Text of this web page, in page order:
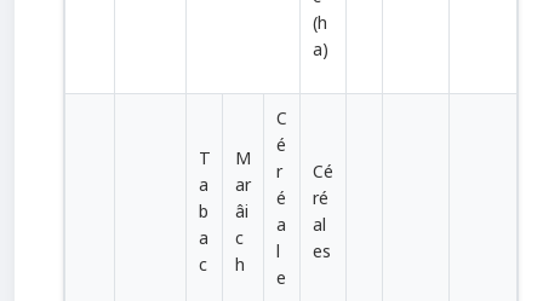
(h
a)
T
a
b
a
c
M
ar
âi
c
h
C
é
r
é
a
l
e
Cé
ré
al
es